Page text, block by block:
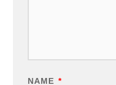
NAME *